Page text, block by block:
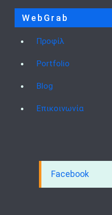
WebGrab
Προφίλ
Portfolio
Blog
Επικοινωνία
Facebook